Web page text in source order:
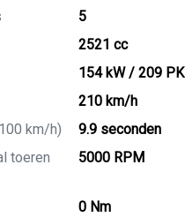
5
2521 cc
154 kW / 209 PK
210 km/h
km/h)
9.9 seconden
toeren
5000 RPM
0 Nm